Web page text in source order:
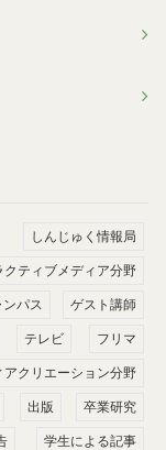
しんじゅく情報局
クティブメディア分野
パス ゲスト講師
テレビ フリマ
アクリエーション分野
出版 卒業研究
学生による記事